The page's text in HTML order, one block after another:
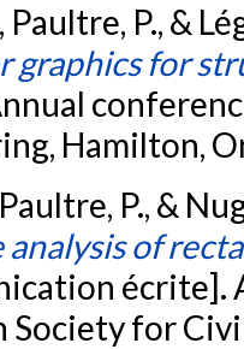
Paultre, P., &
graphics for
Hamilton,
Paultre, P., &
analysis of
écrite].
Society for